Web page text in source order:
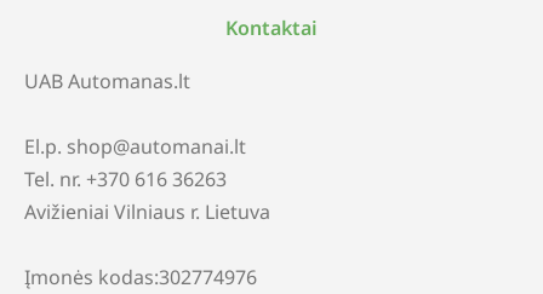
Kontaktai
UAB Automanas.lt
El.p. shop@automanai.lt
Tel. nr. +370 616 36263
Avižieniai Vilniaus r. Lietuva
Įmonės kodas:302774976